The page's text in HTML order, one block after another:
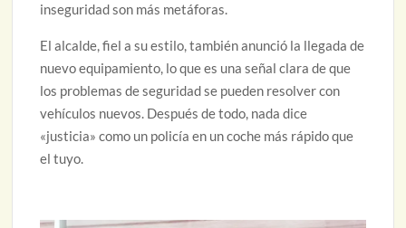
inseguridad son más metáforas.
El alcalde, fiel a su estilo, también anunció la llegada de
nuevo equipamiento, lo que es una señal clara de que
los problemas de seguridad se pueden resolver con
vehículos nuevos. Después de todo, nada dice
«justicia» como un policía en un coche más rápido que
el tuyo.